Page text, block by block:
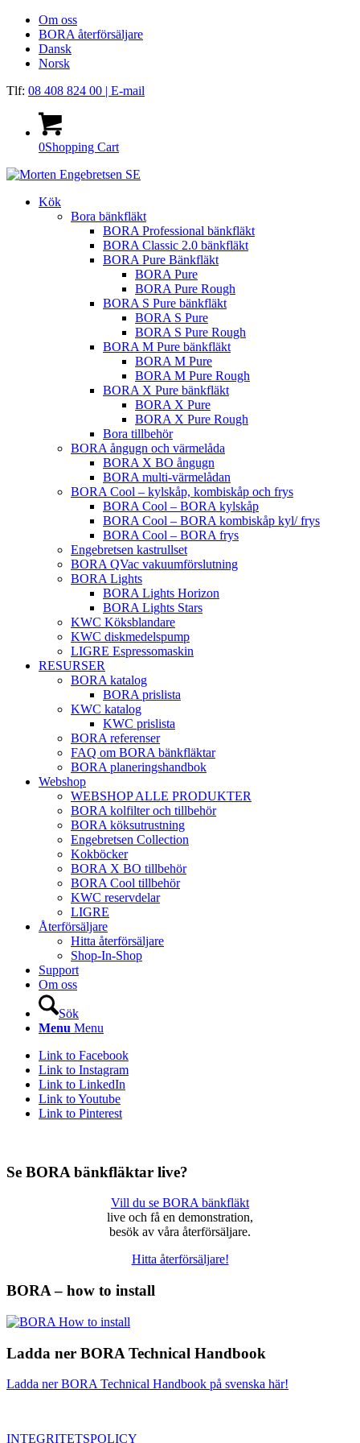
Om oss
BORA återförsäljare
Dansk
Norsk
Tlf: 08 408 824 00 | E-mail
0Shopping Cart
Kök
Bora bänkfläkt
BORA Professional bänkfläkt
BORA Classic 2.0 bänkfläkt
BORA Pure Bänkfläkt
BORA Pure
BORA Pure Rough
BORA S Pure bänkfläkt
BORA S Pure
BORA S Pure Rough
BORA M Pure bänkfläkt
BORA M Pure
BORA M Pure Rough
BORA X Pure bänkfläkt
BORA X Pure
BORA X Pure Rough
Bora tillbehör
BORA ångugn och värmelåda
BORA X BO ångugn
BORA multi-värmelådan
BORA Cool – kylskåp, kombiskåp och frys
BORA Cool – BORA kylskåp
BORA Cool – BORA kombiskåp kyl/ frys
BORA Cool – BORA frys
Engebretsen kastrullset
BORA QVac vakuumförslutning
BORA Lights
BORA Lights Horizon
BORA Lights Stars
KWC Köksblandare
KWC diskmedelspump
LIGRE Espressomaskin
RESURSER
BORA katalog
BORA prislista
KWC katalog
KWC prislista
BORA referenser
FAQ om BORA bänkfläktar
BORA planeringshandbok
Webshop
WEBSHOP ALLE PRODUKTER
BORA kolfilter och tillbehör
BORA köksutrustning
Engebretsen Collection
Kokböcker
BORA X BO tillbehör
BORA Cool tillbehör
KWC reservdelar
LIGRE
Återförsäljare
Hitta återförsäljare
Shop-In-Shop
Support
Om oss
Sök
Menu Menu
Link to Facebook
Link to Instagram
Link to LinkedIn
Link to Youtube
Link to Pinterest
Se BORA bänkfläktar live?
Vill du se BORA bänkfläkt
live och få en demonstration,
besök av våra återförsäljare.
Hitta återförsäljare!
BORA – how to install
Ladda ner BORA Technical Handbook
Ladda ner BORA Technical Handbook på svenska här!
INTEGRITETSPOLICY